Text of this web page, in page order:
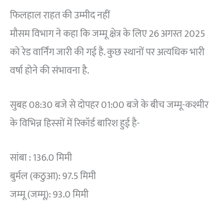
फिलहाल राहत की उम्मीद नहीं
मौसम विभाग ने कहा कि जम्मू क्षेत्र के लिए 26 अगस्त 2025
को रेड वार्निंग जारी की गई है. कुछ स्थानों पर अत्यधिक भारी
वर्षा होने की संभावना है.
सुबह 08:30 बजे से दोपहर 01:00 बजे के बीच जम्मू-कश्मीर
के विभिन्न हिस्सों में रिकॉर्ड बारिश हुई है-
सांबा : 136.0 मिमी
बुर्मल (कठुआ): 97.5 मिमी
जम्मू (जम्मू): 93.0 मिमी